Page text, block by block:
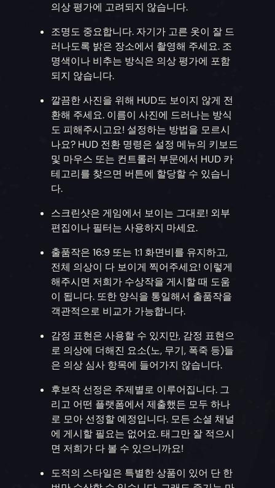
의상 평가에 고려되지 않습니다.
조명도 중요합니다. 자기가 고른 옷이 잘 드
러나도록 밝은 장소에서 촬영해 주세요. 조
명색이나 비추는 방식은 의상 평가에 포함
되지 않습니다.
깔끔한 사진을 위해 HUD도 보이지 않게 전
환해 주세요. 이름이 사진에 드러나는 방식
도 피해주시고요! 설정하는 방법을 모르시
나요? HUD 전환 명령은 설정 메뉴의 키보드
및 마우스 또는 컨트롤러 부문에서 HUD 카
테고리를 찾으면 버튼에 할당할 수 있습니
다.
스크린샷은 게임에서 보이는 그대로! 외부
편집이나 필터는 사용하지 마세요.
출품작은 16:9 또는 1:1 화면비를 유지하고,
전체 의상이 다 보이게 찍어주세요! 이렇게
해주시면 저희가 수상작을 게시할 때 도움
이 됩니다. 또한 양식을 통일해서 출품작을
객관적으로 비교가 가능합니다.
감정 표현은 사용할 수 있지만, 감정 표현으
로 의상에 더해진 요소(노, 무기, 폭죽 등)들
은 의상 심사 항목에 들어가지 않습니다.
후보작 선정은 주제별로 이루어집니다. 그
리고 어떤 플랫폼에서 제출했든 모두 하나
로 모아 선정할 예정입니다. 모든 소셜 채널
에 게시할 필요는 없어요. 태그만 잘 적으시
면 저희가 다 볼 수 있으니까요!
도적의 스타일은 특별한 상품이 있어 단 한